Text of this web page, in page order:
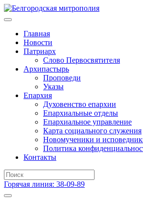
Главная
Новости
Патриарх
Слово Первосвятителя
Архипастырь
Проповеди
Указы
Епархия
Духовенство епархии
Епархиальные отделы
Епархиальное управление
Карта социального служения
Новомученики и
Политика
Контакты
Горячая линия: 38-09-89